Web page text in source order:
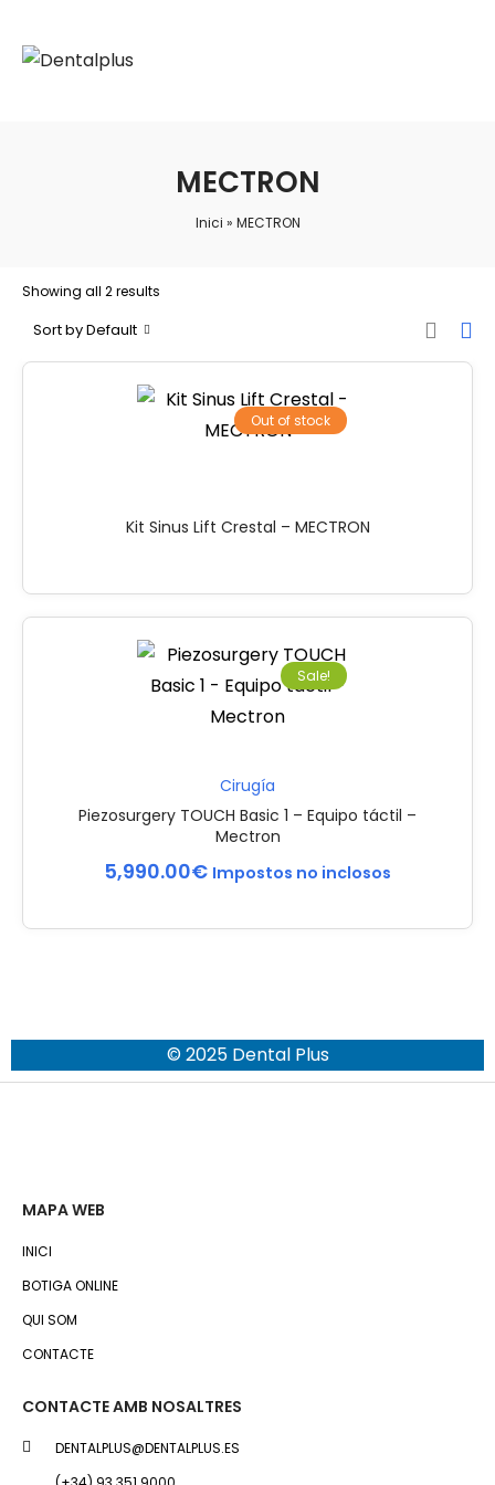
MECTRON
Inici » MECTRON
Showing all 2 results
Sort by Default
Out of stock
Kit Sinus Lift Crestal – MECTRON
Sale!
Cirugía
Piezosurgery TOUCH Basic 1 – Equipo táctil –
Mectron
5,990.00€ Impostos no inclosos
© 2025 Dental Plus
MAPA WEB
INICI
BOTIGA ONLINE
QUI SOM
CONTACTE
CONTACTE AMB NOSALTRES
DENTALPLUS@DENTALPLUS.ES